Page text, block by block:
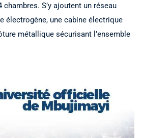
chambres. S’y ajoutent un réseau
électrogène, une cabine électrique
métallique sécurisant l’ensemble